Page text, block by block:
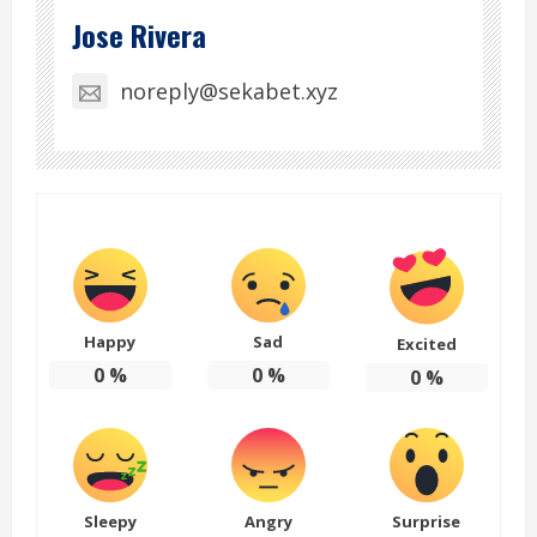
Jose Rivera
noreply@sekabet.xyz
Happy
0%
Sad
0%
Excited
0%
Sleepy Angry Surprise